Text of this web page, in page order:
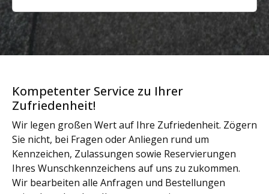
Kompetenter Service zu Ihrer
Zufriedenheit!
Wir legen großen Wert auf Ihre Zufriedenheit. Zögern
Sie nicht, bei Fragen oder Anliegen rund um
Kennzeichen, Zulassungen sowie Reservierungen
Ihres Wunschkennzeichens auf uns zu zukommen.
Wir bearbeiten alle Anfragen und Bestellungen